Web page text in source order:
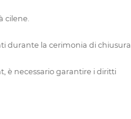
cilene.
durante la cerimonia di chiusura.
è necessario garantire i diritti